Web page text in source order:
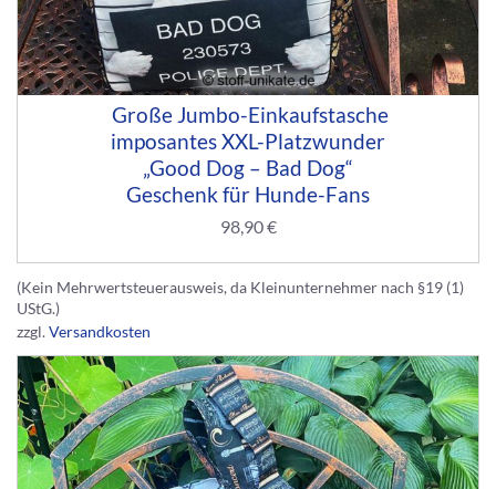
Große Jumbo-Einkaufstasche
imposantes XXL-Platzwunder
„Good Dog – Bad Dog“
Geschenk für Hunde-Fans
98,90€
(Kein Mehrwertsteuerausweis, da Kleinunternehmer nach §19 (1)
UStG.)
zzgl.Versandkosten